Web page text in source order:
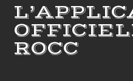
ROCC